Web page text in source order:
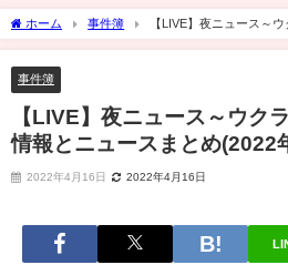
ホーム 事件簿
【LIVE】夜ニュース～
ースまとめ(2022年4月15日)
事件簿
【LIVE】夜ニュース～ウク
情報とニュースまとめ(2022
2022年4月16日 2022年4月16日